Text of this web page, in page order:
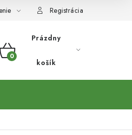
Registrácia
NÁKUPNÝ
Prázdny
košík